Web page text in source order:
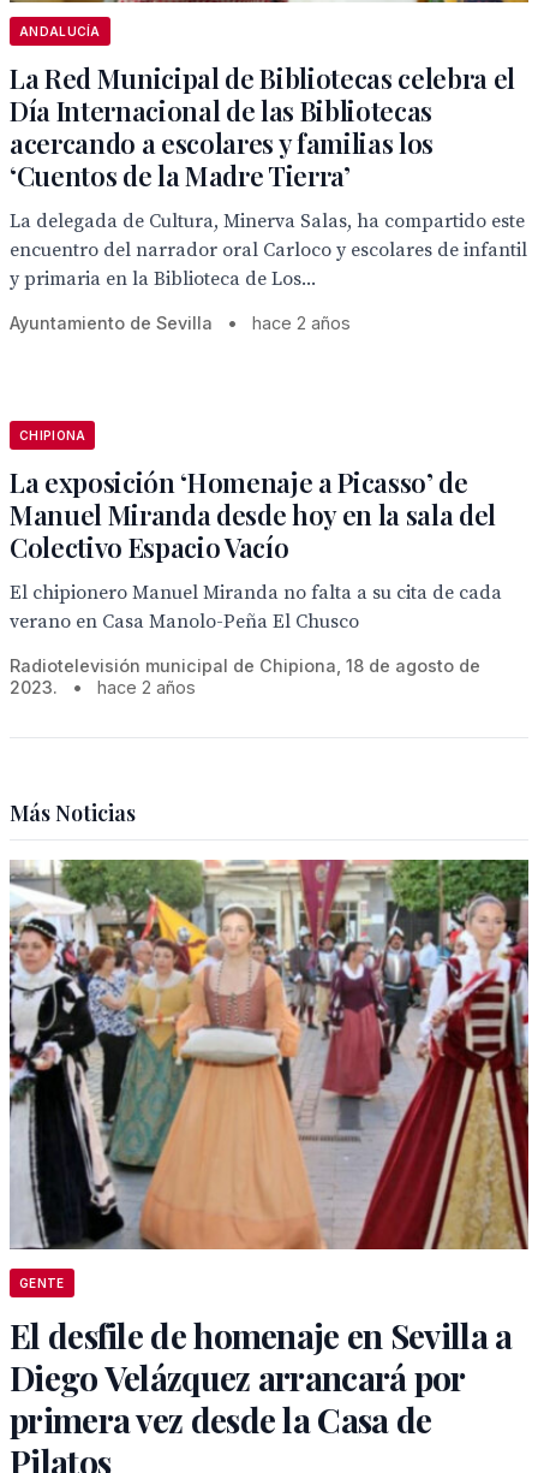
ANDALUCÍA
La Red Municipal de Bibliotecas celebra el
Día Internacional de las Bibliotecas
acercando a escolares y familias los
‘Cuentos de la Madre Tierra’
La delegada de Cultura, Minerva Salas, ha compartido este
encuentro del narrador oral Carloco y escolares de infantil
y primaria en la Biblioteca de Los...
Ayuntamiento de Sevilla • hace 2 años
CHIPIONA
La exposición ‘Homenaje a Picasso’ de
Manuel Miranda desde hoy en la sala del
Colectivo Espacio Vacío
El chipionero Manuel Miranda no falta a su cita de cada
verano en Casa Manolo-Peña El Chusco
Radiotelevisión municipal de Chipiona, 18 de agosto de
2023.
• hace 2 años
Más Noticias
GENTE
El desfile de homenaje en Sevilla a
Diego Velázquez arrancará por
primera vez desde la Casa de
Pilatos